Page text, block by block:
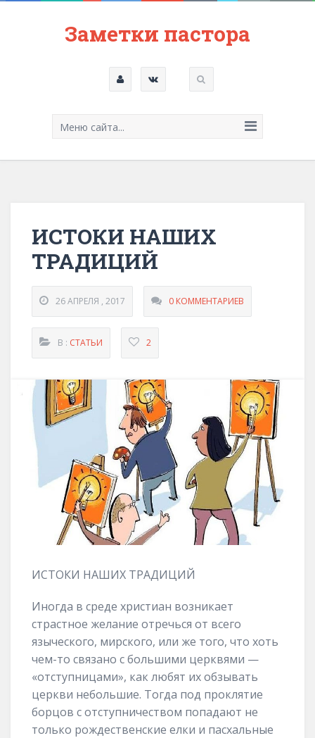
Заметки пастора
Меню сайта...
ИСТОКИ НАШИХ
ТРАДИЦИЙ
26 АПРЕЛЯ , 2017 0 КОММЕНТАРИЕВ
В : СТАТЬИ 2
ИСТОКИ НАШИХ ТРАДИЦИЙ
Иногда в среде христиан возникает
страстное желание отречься от всего
языческого, мирского, или же того, что хоть
чем-то связано с большими церквями —
«отступницами», как любят их обзывать
церкви небольшие. Тогда под проклятие
борцов с отступничеством попадают не
только рождественские елки и пасхальные